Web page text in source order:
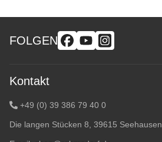
FOLGEN
Kontakt
+49 (0) 39 386 79 40 0
Die langen Stücken 8, 39615 Seehausen